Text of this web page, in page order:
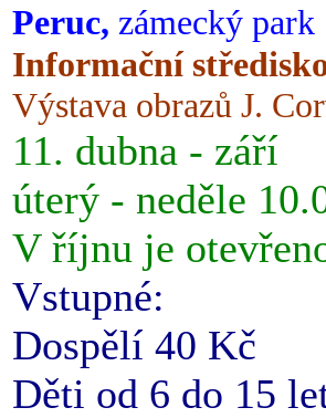
Peruc, zámecký park
Informační
Výstava obrazů J.
11. dubna - září
úterý - neděle
V říjnu je
Vstupné:
Dospělí 40 Kč
Děti od 6 do 15